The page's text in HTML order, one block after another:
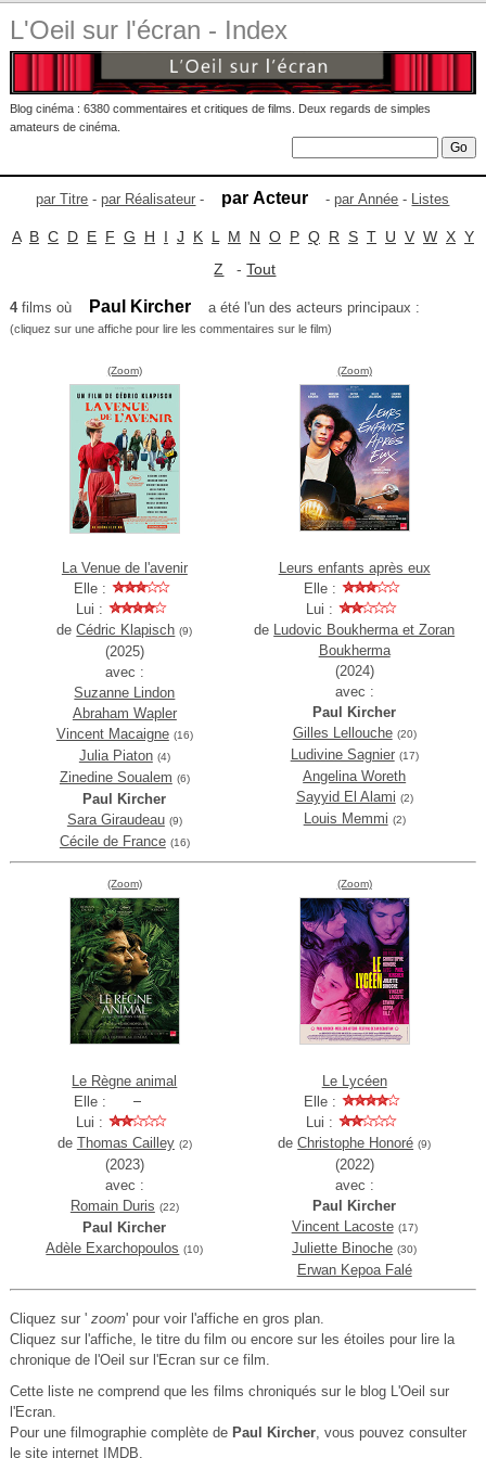
L'Oeil sur l'écran - Index
Blog cinéma : 6380 commentaires et critiques de films. Deux regards de simples
amateurs de cinéma.
par Titre -par Réalisateur - par Acteur -par Année - Listes
A B C D E F G H I J K L M N O P Q R S T U V W X Y
Z -Tout
4films où Paul Kircher a été l'un des acteurs principaux :
(cliquez sur une affiche pour lire les commentaires sur le film)
(Zoom)
La Venue de l'avenir
Elle :
Lui :
deCédric Klapisch (9)
(2025)
avec :
Suzanne Lindon
Abraham Wapler
Vincent Macaigne (16)
Julia Piaton (4)
Zinedine Soualem (6)
Paul Kircher
Sara Giraudeau (9)
Cécile de France (16)
(Zoom)
Leurs enfants après eux
Elle :
Lui :
de Ludovic Boukherma et Zoran
Boukherma
(2024)
avec :
Paul Kircher
Gilles Lellouche (20)
Ludivine Sagnier (17)
Angelina Woreth
Sayyid El Alami (2)
Louis Memmi (2)
(Zoom)
Le Règne animal
Elle :
Lui :
de Thomas Cailley (2)
(2023)
avec :
Romain Duris (22)
Paul Kircher
Adèle Exarchopoulos (10)
(Zoom)
Le Lycéen
Elle :
Lui :
deChristophe Honoré (9)
(2022)
avec :
Paul Kircher
Vincent Lacoste (17)
Juliette Binoche (30)
Erwan Kepoa Falé
Cliquez sur ' zoom' pour voir l'affiche en gros plan.
Cliquez sur l'affiche, le titre du film ou encore sur les étoiles pour lire la
chronique de l'Oeil sur l'Ecran sur ce film.
Cette liste ne comprend que les films chroniqués sur le blog L'Oeil sur
l'Ecran.
Pour une filmographie complète de Paul Kircher, vous pouvez consulter
le site internet IMDB.